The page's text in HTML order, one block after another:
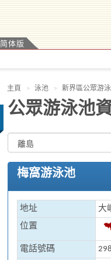
简体版
主頁 泳池 新界區公眾游
公眾游泳池
梅窩游泳池
地址
大
位置
電話號碼